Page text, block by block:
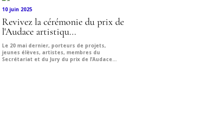
10 juin 2025
Revivez la cérémonie du prix de
l'Audace artistiqu...
Le 20 mai dernier, porteurs de projets,
jeunes élèves, artistes, membres du
Secrétariat et du Jury du prix de l’Audace...